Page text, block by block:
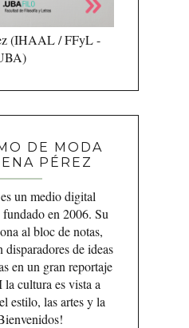
(IHAAL / FFyL -
DE MODA
PÉREZ
un medio digital
en 2006. Su
al bloc de notas,
disparadores de ideas
en un gran reportaje
cultura es vista a
estilo, las artes y la